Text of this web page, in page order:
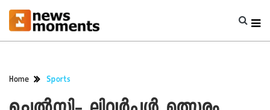
Home Sports